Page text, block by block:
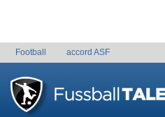
Football accord ASF